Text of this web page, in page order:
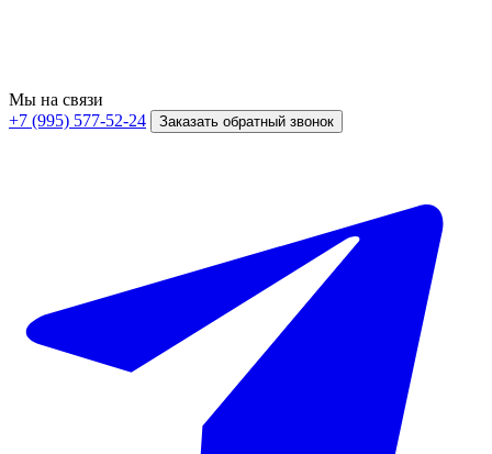
Мы на связи
+7 (995) 577-52-24
Заказать обратный звонок